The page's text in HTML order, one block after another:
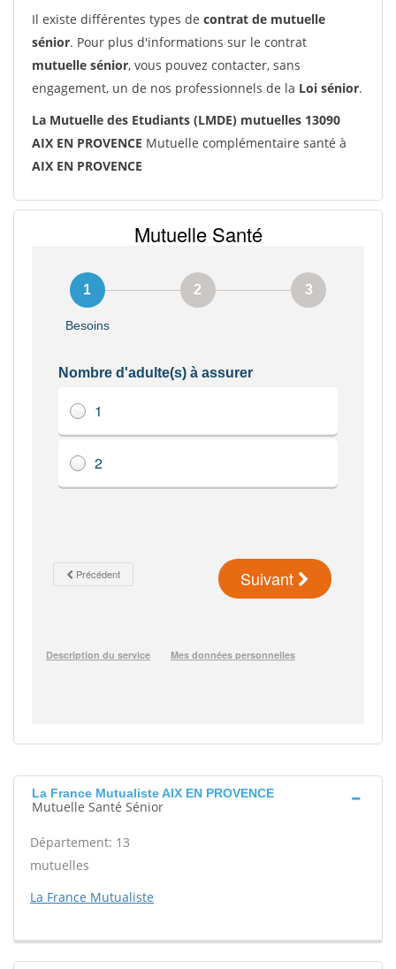
Il existe différentes types de contrat de mutuelle
sénior. Pour plus d'informations sur le contrat
mutuelle sénior, vous pouvez contacter, sans
engagement, un de nos professionnels de la Loi sénior.
La Mutuelle des Etudiants (LMDE) mutuelles 13090
AIX EN PROVENCE Mutuelle complémentaire santé à
AIX EN PROVENCE
La France Mutualiste AIX EN PROVENCE
Mutuelle Santé Sénior
Département: 13
mutuelles
La France Mutualiste